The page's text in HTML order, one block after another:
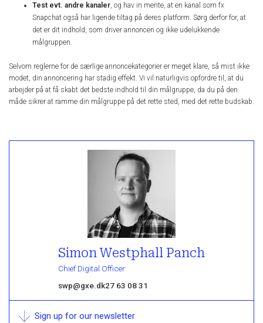
Test evt. andre kanaler, og hav in mente, at en kanal som fx
Snapchat også har ligende tiltag på deres platform. Sørg derfor for, at
det er dit indhold, som driver annoncen og ikke udelukkende
målgruppen.
Selvom reglerne for de særlige annoncekategorier er meget klare, så mist ikke
modet, din annoncering har stadig effekt. Vi vil naturligvis opfordre til, at du
arbejder på at få skabt det bedste indhold til din målgruppe, da du på den
måde sikrer at ramme din målgruppe på det rette sted, med det rette budskab.
Simon Westphall Panch
Chief Digital Officer
swp@gxe.dk27 63 08 31
Sign up for our newsletter